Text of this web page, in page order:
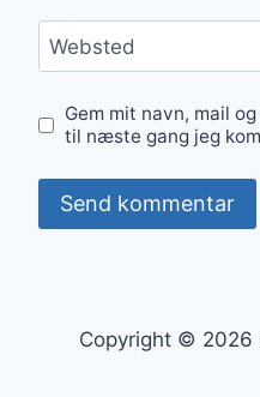
Websted
Gem mit navn, mail
til næste gang jeg
Copyright © 2026